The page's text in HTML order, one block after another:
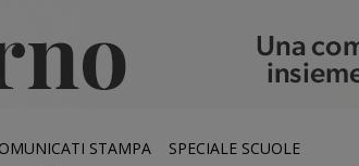
STAMPA SPECIALE SCUOLE